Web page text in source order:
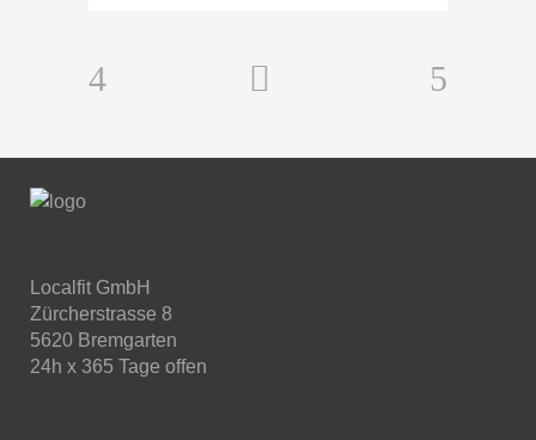
Localfit GmbH
Zürcherstrasse 8
5620 Bremgarten
24h x 365 Tage offen